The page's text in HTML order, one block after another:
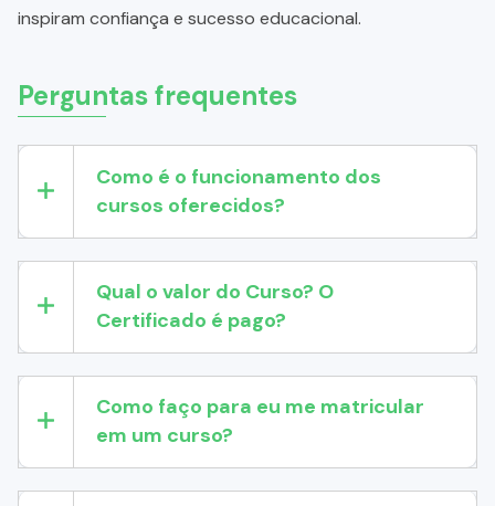
inspiram confiança e sucesso educacional.
Perguntas frequentes
Como é o funcionamento dos
cursos oferecidos?
Qual o valor do Curso? O
Certificado é pago?
Como faço para eu me matricular
em um curso?